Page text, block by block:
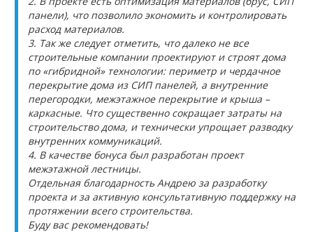
панели), что позволило экономить и контролировать
расход материалов.
3. Так же следует отметить, что далеко не все
строительные компании проектируют и строят дома
по «гибридной» технологии: периметр и чердачное
перекрытие дома из СИП панелей, а внутренние
перегородки, межэтажное перекрытие и крыша –
каркасные. Что существенно сокращает затраты на
строительство дома, и технически упрощает разводку
внутренних коммуникаций.
4. В качестве бонуса был разработан проект
межэтажной лестницы.
Отдельная благодарность Андрею за разработку
проекта и за активную консультативную поддержку на
протяжении всего строительства.
Буду вас рекомендовать!